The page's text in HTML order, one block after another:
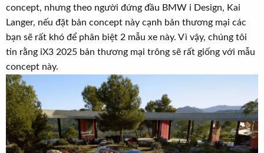
a
r
ầ
concept, nhưng theo người đứng đầu BMW i Design, Kai
Langer, nếu đặt bản concept này cạnh bản thương mại các
bạn sẽ rất khó để phân biệt 2 mẫu xe này. Vì vậy, chúng tôi
tin rằng iX3 2025 bản thương mại trông sẽ rất giống với mẫu
concept này.